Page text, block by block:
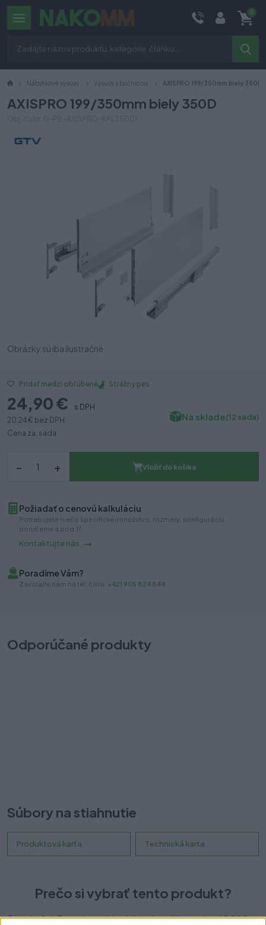
0
Nábytkové výsuvy Výsuvy s bočnicou AXISPRO 199/350mm biely 350D
AXISPRO 199/350mm biely 350D
Obrázky sú iba ilustračné
Pridať medzi obľúbené Strážny pes
24,90 €
s DPH
20,24 € bez DPH
Cena za: sada
Na sklade(12 sada)
– + Vložiť do košíka
Požiadať o cenovú kalkuláciu
Potrebujete niečo špecifické (množstvo, rozmery, konfiguráciu,
doručenie a pod.)?
Kontaktujte nás
Poradíme Vám?
Zavolajte nám na tel. číslo: +421 905 824 844
Odporúčané produkty
Súbory na stiahnutie
Produktová karta Technická karta
Prečo si vybrať tento produkt?
Zásuvka Axis Pro má vysokú odolnosť certifikovanú na 60 000